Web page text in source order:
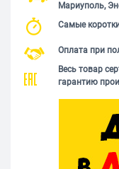
Мариуполь,
Самые
Оплата при
Весь товар
гарантию